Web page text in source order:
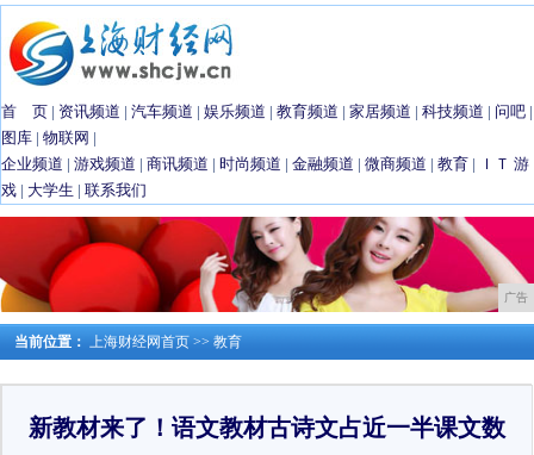
首 页 | 资讯频道 | 汽车频道 | 娱乐频道 | 教育频道 | 家居频道 | 科技频道 | 问吧 |
图库 | 物联网 |
企业频道 | 游戏频道 | 商讯频道 | 时尚频道 | 金融频道 | 微商频道 | 教育 | ＩＴ 游
戏 | 大学生 | 联系我们
广告
当前位置： 上海财经网首页 >> 教育
新教材来了！语文教材古诗文占近一半课文数